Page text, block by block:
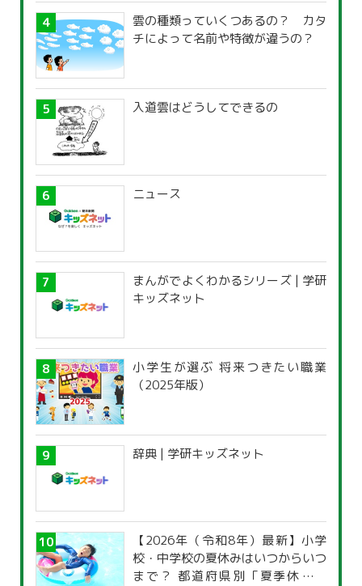
雲の種類っていくつあるの？ カタ
チによって名前や特徴が違うの？
入道雲はどうしてできるの
ニュース
まんがでよくわかるシリーズ | 学研
キッズネット
小学生が選ぶ 将来つきたい職業
（2025年版）
辞典 | 学研キッズネット
【2026年（令和8年）最新】小学
校・中学校の夏休みはいつからいつ
まで？ 都道府県別「夏季休暇一